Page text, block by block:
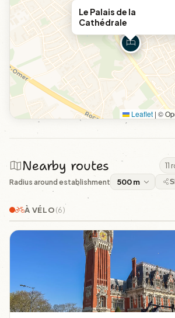
Le Palais de la
Cathédrale
Leaflet | ©
Nearby routes 11
Radius around establishment
À VÉLO(6)